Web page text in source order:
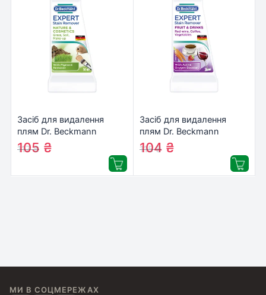
Засіб для видалення
плям Dr. Beckmann
Експерт: природа і
косметика 50 мл
(4008455004266/4008455589916)
117₴
105 ₴
Засіб для видалення
плям Dr. Beckmann
Експерт: фрукти і напої
50 мл
(4008455004082/
115₴
104 ₴
МИ В СОЦМЕРЕЖАХ